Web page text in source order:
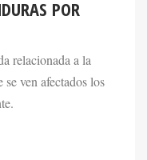
relacionada a la
ven afectados los